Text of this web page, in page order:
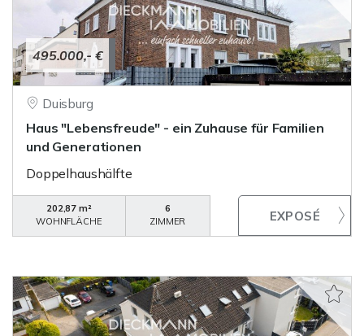
495.000,- €
Duisburg
Haus "Lebensfreude" - ein Zuhause für Familien
und Generationen
Doppelhaushälfte
202,87 m²
WOHNFLÄCHE
6
ZIMMER